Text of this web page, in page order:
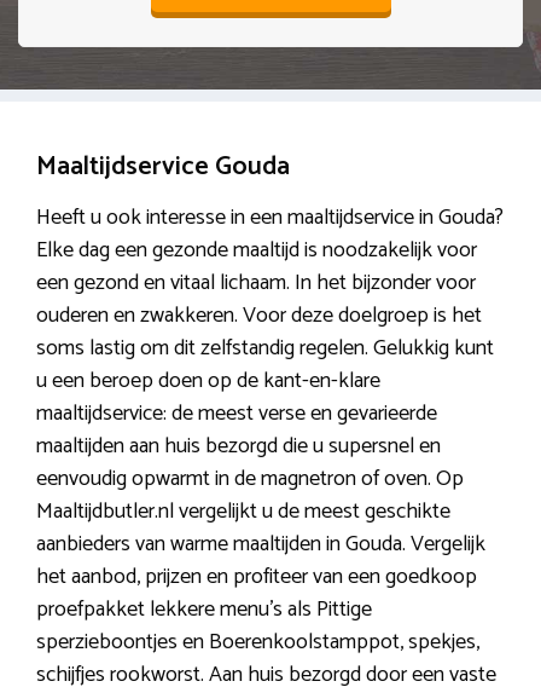
Maaltijdservice Gouda
Heeft u ook interesse in een maaltijdservice in Gouda?
Elke dag een gezonde maaltijd is noodzakelijk voor
een gezond en vitaal lichaam. In het bijzonder voor
ouderen en zwakkeren. Voor deze doelgroep is het
soms lastig om dit zelfstandig regelen. Gelukkig kunt
u een beroep doen op de kant-en-klare
maaltijdservice: de meest verse en gevarieerde
maaltijden aan huis bezorgd die u supersnel en
eenvoudig opwarmt in de magnetron of oven. Op
Maaltijdbutler.nl vergelijkt u de meest geschikte
aanbieders van warme maaltijden in Gouda. Vergelijk
het aanbod, prijzen en profiteer van een goedkoop
proefpakket lekkere menu’s als Pittige
sperzieboontjes en Boerenkoolstamppot, spekjes,
schijfjes rookworst. Aan huis bezorgd door een vaste